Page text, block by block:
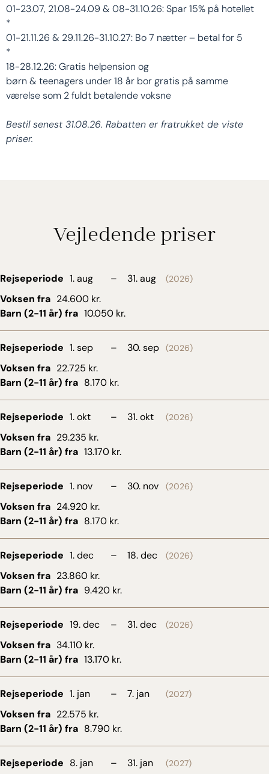
forskellige former for kampsport tilbydes til dig,
der elsker at få pulsen op. Du også spille padel
samt få personlig fitness- og tennistræner. (modt
tillæg). På vandet er windsurfing, stand-up paddle,
kajakker og mere også inkluderet. For den totale
afslapning anbefaler vi et besøg i hotellet skønne
spa.
De mindste gæster kan hygge sig under kærligt
opsyn i Sunlife Kids Club, mens teenagere kan
Pirogues restauranter og faciliteter, og det føles
nærmest som ét stort resort.
Direkte ved stranden
01-23.07, 21.08-24.09 & 08-31.10.26: Spar 15% på hotellet
*
01-21.11.26 & 29.11.26-31.10.27: Bo 7 nætter – betal for 5
*
18-28.12.26: Gratis helpension og
børn & teenagers under 18 år bor gratis på samme
værelse som 2 fuldt betalende voksne
Bestil senest 31.08.26. Rabatten er fratrukket de viste
priser.
Vejledende priser
Rejseperiode 1. aug – 31. aug (2026)
Voksen fra 24.600 kr.
Barn (2-11 år) fra 10.050 kr.
Rejseperiode 1. sep – 30. sep (2026)
Voksen fra 22.725 kr.
Barn (2-11 år) fra 8.170 kr.
Rejseperiode 1. okt – 31. okt (2026)
Voksen fra 29.235 kr.
Barn (2-11 år) fra 13.170 kr.
Rejseperiode 1. nov – 30. nov (2026)
Voksen fra 24.920 kr.
Barn (2-11 år) fra 8.170 kr.
Rejseperiode 1. dec – 18. dec (2026)
Voksen fra 23.860 kr.
Barn (2-11 år) fra 9.420 kr.
Rejseperiode 19. dec – 31. dec (2026)
Voksen fra 34.110 kr.
Barn (2-11 år) fra 13.170 kr.
Rejseperiode 1. jan – 7. jan (2027)
Voksen fra 22.575 kr.
Barn (2-11 år) fra 8.790 kr.
Rejseperiode 8. jan – 31. jan (2027)